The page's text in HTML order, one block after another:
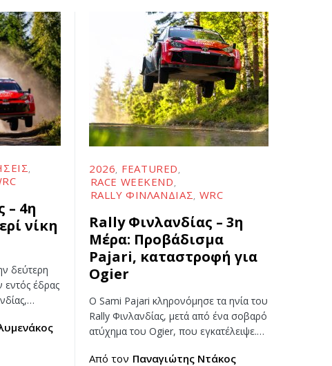
– 4η
νίκη
δεύτερη
εντός έδρας
2026 FEATURED
RACE WEEKEND
RALLY ΦΙΝΛΑΝΔΊΑΣ WRC
Rally Φινλανδίας – 3η
Μέρα: Προβάδισμα
Pajari, καταστροφή για
Ogier
Ο Sami Pajari κληρονόμησε τα ηνία του
Rally Φινλανδίας, μετά από ένα σοβαρό
ατύχημα του Ogier, που εγκατέλειψε.…
Από τον Παναγιώτης Ντάκος